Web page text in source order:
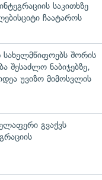
საკითხზე
ჩაატაროს
სახელმწიფოებს შორის
შესაძლო ნაბიჯებზე,
უვიზო მიმოსვლის
გვაქვს